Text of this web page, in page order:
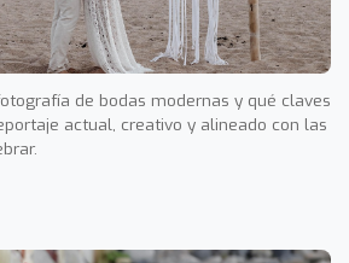
de bodas modernas y qué claves
actual, creativo y alineado con las